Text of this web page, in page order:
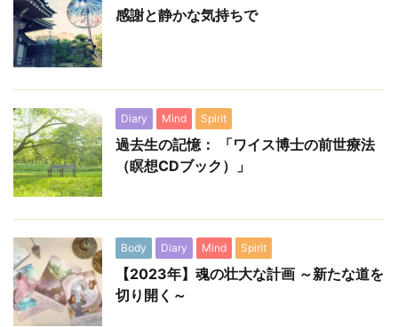
感謝と静かな気持ちで
Diary Mind Spirit
過去生の記憶： 「ワイス博士の前世療法
（瞑想CDブック）」
Body Diary Mind Spirit
【2023年】魂の壮大な計画 ～新たな道を
切り開く～